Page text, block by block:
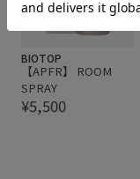
BIOTOP
【APFR】 ROOM
SPRAY
¥5,500